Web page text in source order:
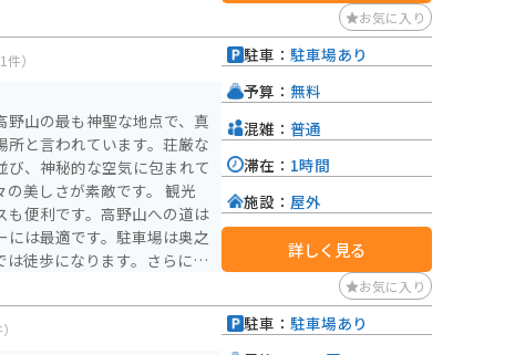
お気に入り
件）
山の最も神聖な地点で、真
と言われています。荘厳な
、神秘的な空気に包まれて
しさが素敵です。 観光
も便利です。高野山への道は
は最適です。駐車場は奥之
徒歩になります。さらに、
駐車： 駐車場あり
予算： 無料
混雑： 普通
滞在： 1時間
施設： 屋外
詳しく見る
お気に入り
駐車： 駐車場あり